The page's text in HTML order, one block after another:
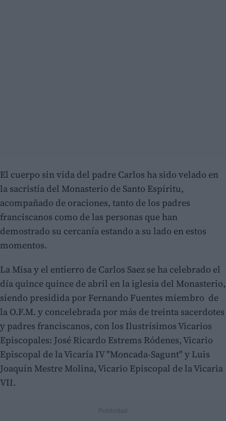
El cuerpo sin vida del padre Carlos ha sido velado en
la sacristía del Monasterio de Santo Espíritu,
acompañado de oraciones, tanto de los padres
franciscanos como de las personas que han
demostrado su cercanía estando a su lado en estos
momentos.
La Misa y el entierro de Carlos Saez se ha celebrado el
día quince quince de abril en la iglesia del Monasterio,
siendo presidida por Fernando Fuentes miembro de
la O.F.M. y concelebrada por más de treinta sacerdotes
y padres franciscanos, con los Ilustrísimos Vicarios
Episcopales: José Ricardo Estrems Ródenes, Vicario
Episcopal de la Vicaría IV "Moncada-Sagunt" y Luis
Joaquín Mestre Molina, Vicario Episcopal de la Vicaria
VII.